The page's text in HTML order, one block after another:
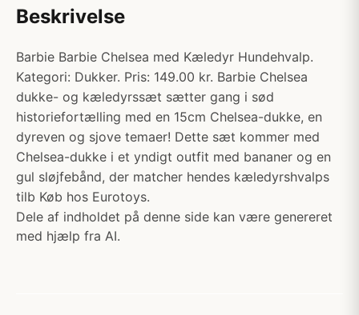
Beskrivelse
Barbie Barbie Chelsea med Kæledyr Hundehvalp.
Kategori: Dukker. Pris: 149.00 kr. Barbie Chelsea
dukke- og kæledyrssæt sætter gang i sød
historiefortælling med en 15cm Chelsea-dukke, en
dyreven og sjove temaer! Dette sæt kommer med
Chelsea-dukke i et yndigt outfit med bananer og en
gul sløjfebånd, der matcher hendes kæledyrshvalps
tilb Køb hos Eurotoys.
Dele af indholdet på denne side kan være genereret
med hjælp fra AI.